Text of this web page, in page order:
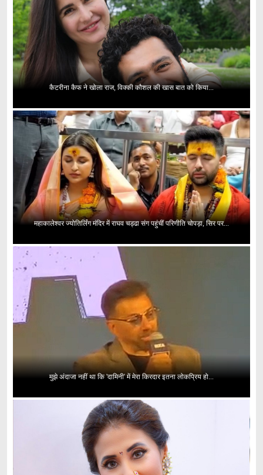
कैटरीना कैफ ने खोला राज, विक्की कौशल की खास बात को किया...
महाकालेश्वर ज्योतिर्लिंग मंदिर में राघव चड्ढा संग पहुंचीं परिणीति चोपड़ा, सिर पर...
मुझे अंदाजा नहीं था कि 'दामिनी' में मेरा किरदार इतना लोकप्रिय हो...